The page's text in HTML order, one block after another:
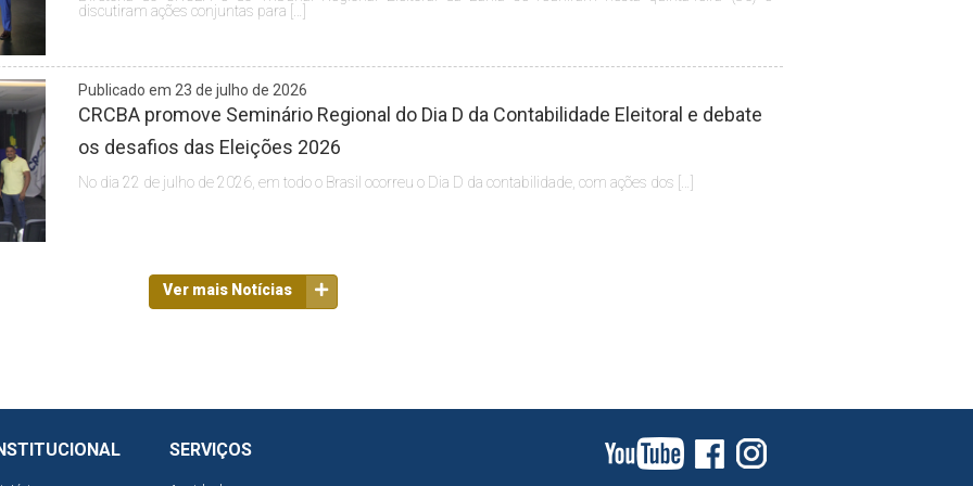
discutiram ações conjuntas para […]
Publicado em 23 de julho de 2026
CRCBA promove Seminário Regional do Dia D da Contabilidade Eleitoral e debate
os desafios das Eleições 2026
No dia 22 de julho de 2026, em todo o Brasil ocorreu o Dia D da contabilidade, com ações dos […]
Ver mais Notícias
SERVIÇOS